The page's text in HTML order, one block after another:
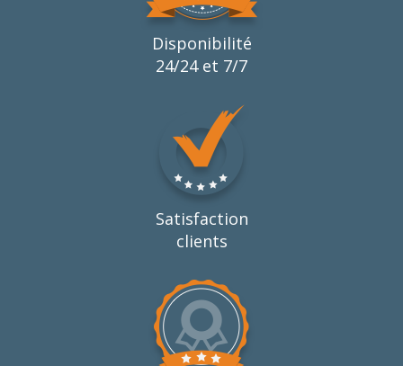
Disponibilité
24/24 et 7/7
Satisfaction
clients